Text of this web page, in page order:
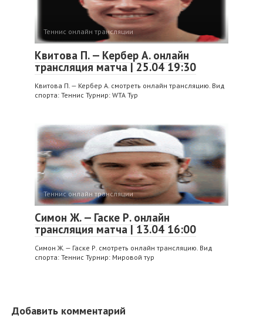
Теннис онлайн трансляции
Квитова П. — Кербер А. онлайн
трансляция матча | 25.04 19:30
Квитова П. — Кербер А. смотреть онлайн трансляцию. Вид
спорта: Теннис Турнир: WTA Тур
Теннис онлайн трансляции
Симон Ж. — Гаске Р. онлайн
трансляция матча | 13.04 16:00
Симон Ж. — Гаске Р. смотреть онлайн трансляцию. Вид
спорта: Теннис Турнир: Мировой тур
Добавить комментарий